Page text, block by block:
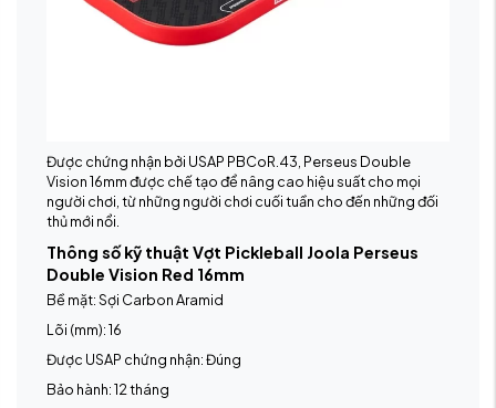
Được chứng nhận bởi USAP PBCoR.43, Perseus Double
Vision 16mm được chế tạo để nâng cao hiệu suất cho mọi
người chơi, từ những người chơi cuối tuần cho đến những đối
thủ mới nổi.
Thông số kỹ thuật Vợt Pickleball Joola Perseus
Double Vision Red 16mm
Bề mặt: Sợi Carbon Aramid
Lõi (mm): 16
Được USAP chứng nhận: Đúng
Bảo hành: 12 tháng